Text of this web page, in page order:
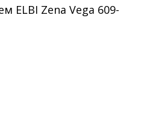
ELBI Zena Vega 609-